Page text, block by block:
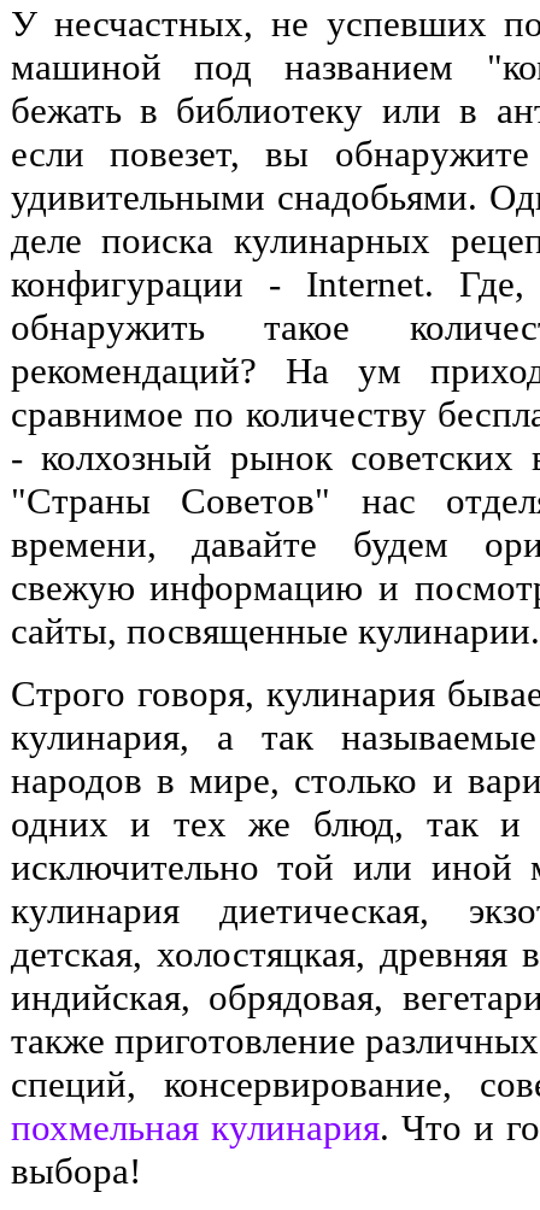
У несчастных, не успевших
машиной под названием
бежать в библиотеку или в
если повезет, вы
удивительными снадобьями.
деле поиска кулинарных
конфигурации - Internet.
обнаружить такое
рекомендаций? На ум
сравнимое по количеству
- колхозный рынок советских
"Страны Советов" нас
времени, давайте будем
свежую информацию и
сайты, посвященные кулинарии.
Строго говоря, кулинария
кулинария, а так
народов в мире, столько и
одних и тех же блюд, так и
исключительно той или иной
кулинария диетическая,
детская, холостяцкая, древняя
индийская, обрядовая,
также приготовление
специй, консервирование,
похмельная кулинария. Что и
выбора!